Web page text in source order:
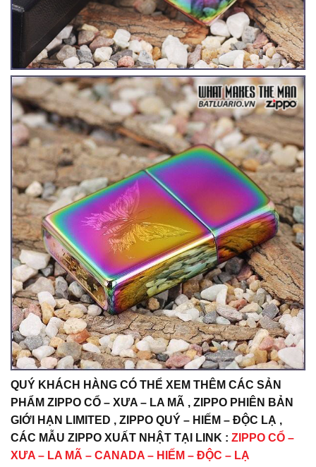
QUÝ KHÁCH HÀNG CÓ THỂ XEM THÊM CÁC SẢN
PHẨM ZIPPO CỔ – XƯA – LA MÃ , ZIPPO PHIÊN BẢN
GIỚI HẠN LIMITED , ZIPPO QUÝ – HIẾM – ĐỘC LẠ ,
CÁC MẪU ZIPPO XUẤT NHẬT TẠI LINK : ZIPPO CỔ –
XƯA – LA MÃ – CANADA – HIẾM – ĐỘC – LẠ